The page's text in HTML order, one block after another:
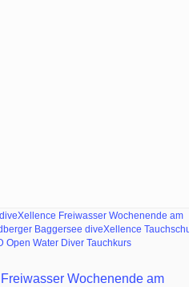
Freiwasser Wochenende am